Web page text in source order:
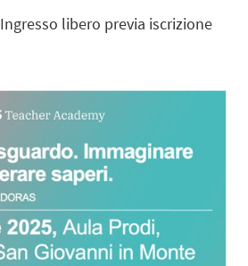
Ingresso libero previa iscrizione